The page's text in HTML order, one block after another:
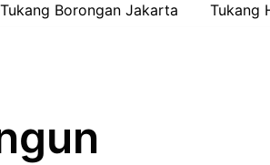
Tukang Borongan Jakarta
Tukang